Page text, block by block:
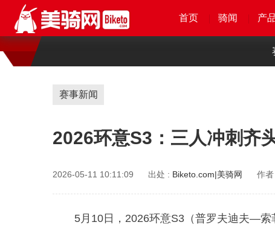
首页 骑闻
首页 骑闻 产
首页 骑闻 产
首页 骑闻 产
赛事新闻
2026环意S3：三人冲刺齐
2026-05-11 10:11:09 出处 : Biketo.com|美骑网 作者
5月10日，2026环意S3（普罗夫迪夫—索